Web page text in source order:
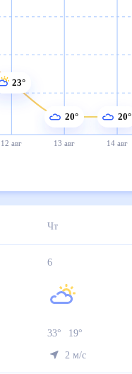
12 авг 13 авг 14 авг
23°
20° 20°
Чт
6
33° 19°
2 м/с